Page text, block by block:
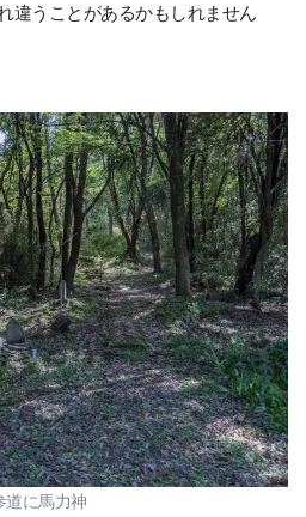
違うことがあるかもしれません
道に馬力神